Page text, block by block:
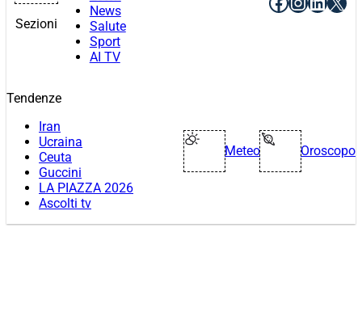
Sezioni
News
Salute
Sport
AI TV
Tendenze
Iran
Ucraina
Ceuta
Guccini
LA PIAZZA 2026
Ascolti tv
Meteo Oroscopo